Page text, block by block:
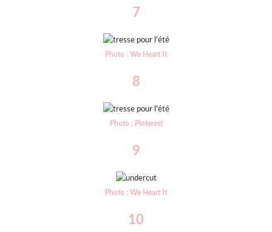
7
Photo : We Heart It
8
Photo : Pinterest
9
Photo : We Heart It
10